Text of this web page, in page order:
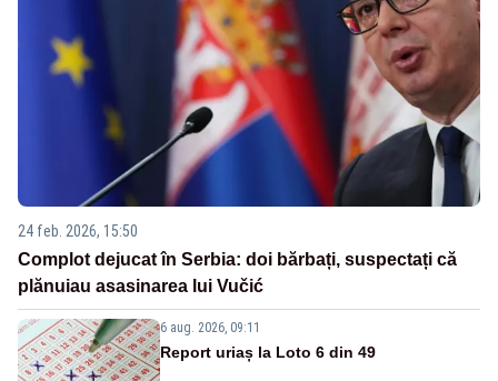
24 feb. 2026, 15:50
Complot dejucat în Serbia: doi bărbați, suspectați că
plănuiau asasinarea lui Vučić
6 aug. 2026, 09:11
Report uriaș la Loto 6 din 49